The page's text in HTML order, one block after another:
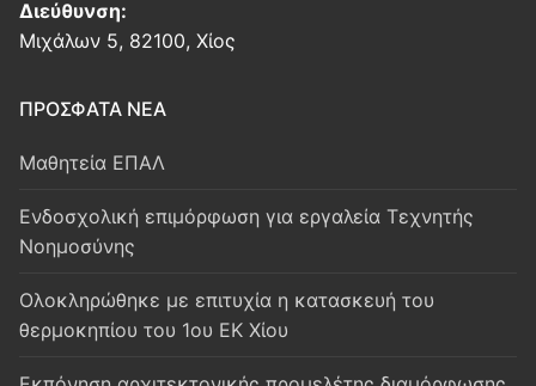
Διεύθυνση:
Μιχάλων 5, 82100, Χίος
ΠΡΟΣΦΑΤΑ ΝΕΑ
Μαθητεία ΕΠΑΛ
Ενδοσχολική επιμόρφωση για εργαλεία Τεχνητής
Νοημοσύνης
Oλοκληρώθηκε με επιτυχία η κατασκευή του
θερμοκηπίου του 1ου ΕΚ Χίου